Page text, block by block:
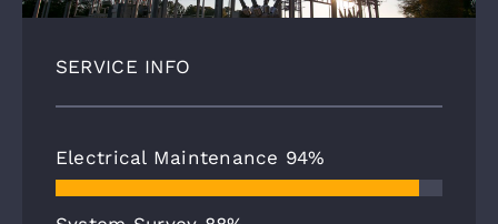
SERVICE INFO
Electrical Maintenance 94%